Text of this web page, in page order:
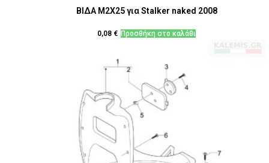
ΒΙΔΑ M2X25 για Stalker naked 2008
0,08 € Προσθήκη στο καλάθι